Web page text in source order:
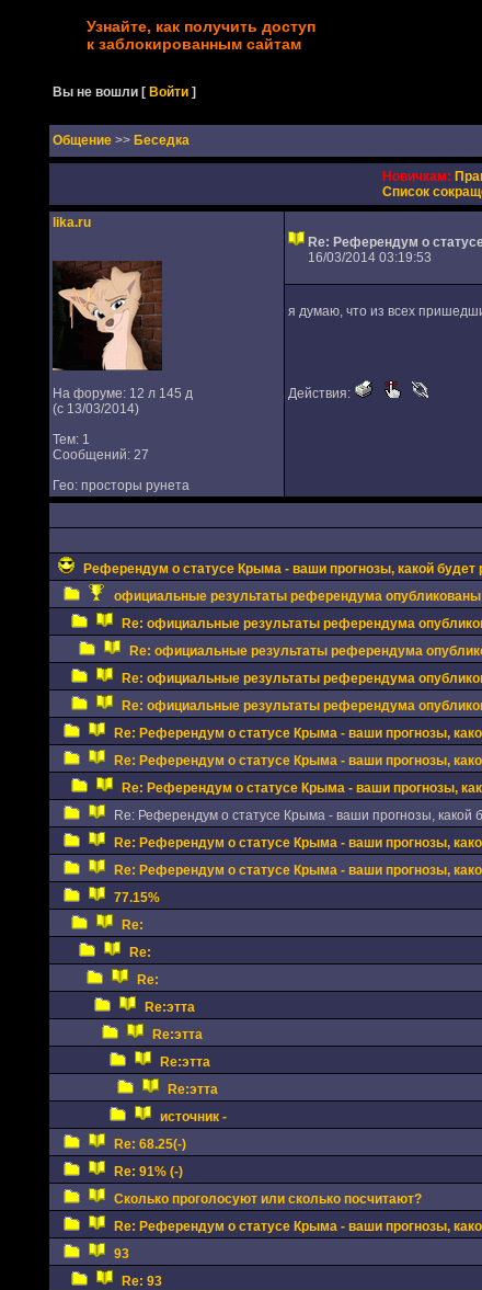
Узнайте, как получить доступ
к заблокированным сайтам
Вы не вошли [Войти ]
Oбщение >> Беседка
Новичкам:
Список
lika.ru
На форуме: 12 л 145 д
(с 13/03/2014)
Тем: 1
Сообщений: 27
Гео: просторы рунета
Re: Референдум о
16/03/2014 03:19:53
я думаю, что из всех
Действия:
Референдум о статусе Крыма - ваши прогнозы, какой будет
официальные результаты референдума опубликованы
Re: официальные результаты референдума
Re: официальные результаты референдума
Re: официальные результаты референдума
Re: официальные результаты референдума
Re: Референдум о статусе Крыма - ваши прогнозы,
Re: Референдум о статусе Крыма - ваши прогнозы,
Re: Референдум о статусе Крыма - ваши прогнозы,
Re: Референдум о статусе Крыма - ваши прогнозы, какой
Re: Референдум о статусе Крыма - ваши прогнозы,
Re: Референдум о статусе Крыма - ваши прогнозы,
77.15%
Re:
Re:
Re:
Re:этта
Re:этта
Re:этта
Re:этта
источник -
Re: 68.25(-)
Re: 91% (-)
Сколько проголосуют или сколько посчитают?
Re: Референдум о статусе Крыма - ваши прогнозы,
93
Re: 93